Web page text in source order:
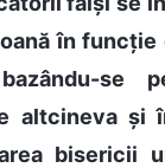
în funcție
se
altcineva și
bisericii